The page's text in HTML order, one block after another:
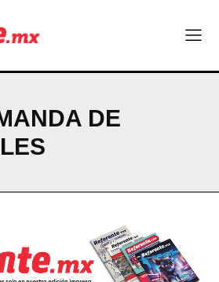
DE